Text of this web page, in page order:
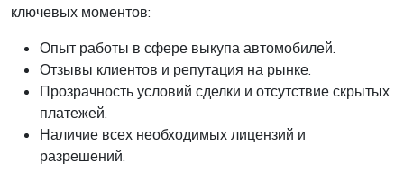
ключевых моментов:
Опыт работы в сфере выкупа автомобилей.
Отзывы клиентов и репутация на рынке.
Прозрачность условий сделки и отсутствие скрытых
платежей.
Наличие всех необходимых лицензий и
разрешений.